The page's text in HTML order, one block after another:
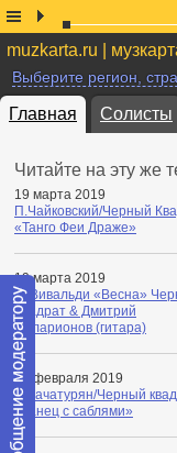
muzkarta.ru |
Выберите регион,
Главная Солисты
Читайте на эту же
19 марта 2019
П.Чайковский/Черный
«Танго Феи Драже»
19 марта 2019
А. Вивальди «Весна»
Квадрат & Дмитрий
Илларионов (гитара)
01 февраля 2019
А.Хачатурян/Черный
«Танец с саблями»